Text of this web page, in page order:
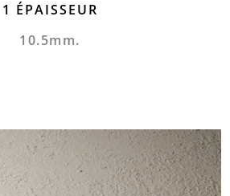
1 ÉPAISSEUR
10.5mm.